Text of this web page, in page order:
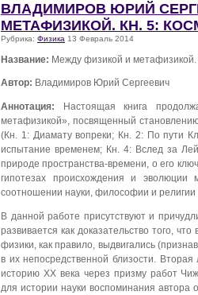
ВЛАДИМИРОВ ЮРИЙ
МЕТАФИЗИКОЙ. КН. 5:
Рубрика: Физика 13 Февраль 2014
Название: Между физикой и метафизикой.
Автор: Владимиров Юрий Сергеевич
Аннотация: Настоящая книга
метафизикой», посвященный
(Кн. 1: Диамату вопреки; Кн. 2: По пути
испытание временем; Кн. 4: Вслед за
природе пространства-времени, о его
гипотезах происхождения и
соотношении науки, философии и религии
В данной работе присутствуют и
развивается как доказательство того,
физики, как правило, выдвигались
в их непосредственной близости.
историю XX века через призму работ
для истории науки воспоминания автора